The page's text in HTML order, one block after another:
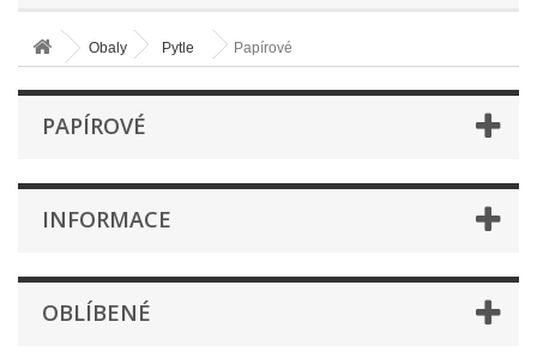
Obaly Pytle Papírové
PAPÍROVÉ
INFORMACE
OBLÍBENÉ